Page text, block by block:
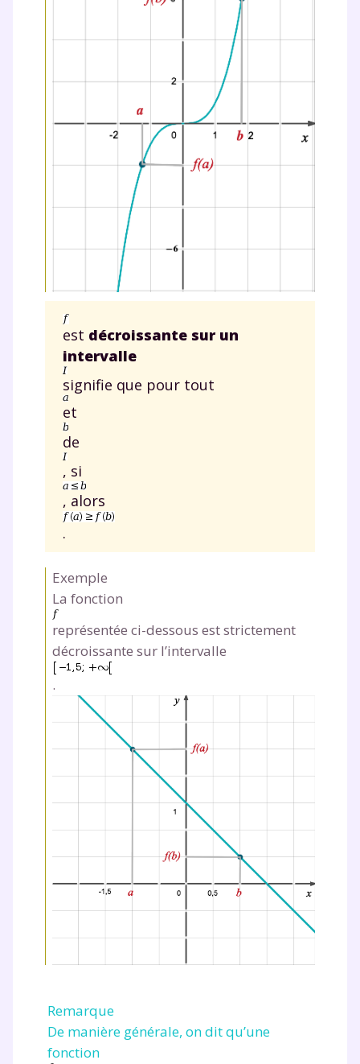
est décroissante sur un
intervalle
signifie que pour tout
et
de
, si
, alors
.
Exemple
La fonction
représentée ci-dessous est strictement
décroissante sur l’intervalle
.
Remarque
De manière générale, on dit qu’une
fonction